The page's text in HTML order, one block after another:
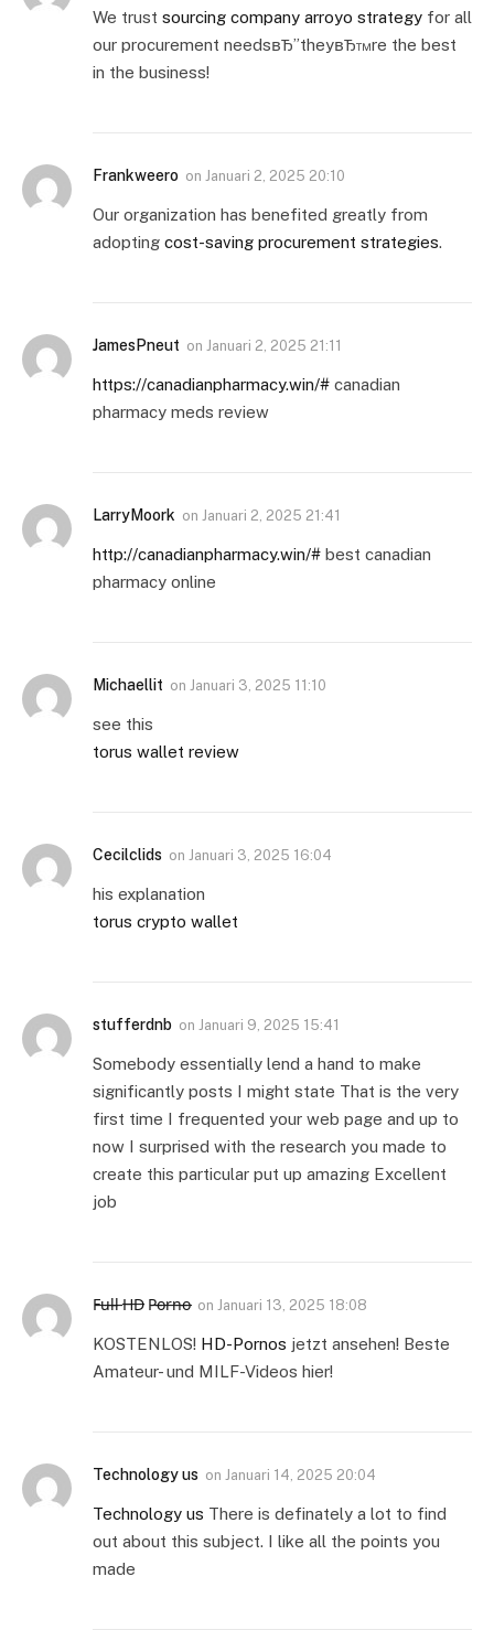
We trust sourcing company arroyo strategy for all
our procurement needsвЂ”theyвЂ™re the best
in the business!
Frankweero on Januari 2, 2025 20:10
Our organization has benefited greatly from
adopting cost-saving procurement strategies.
JamesPneut on Januari 2, 2025 21:11
https://canadianpharmacy.win/# canadian
pharmacy meds review
LarryMoork on Januari 2, 2025 21:41
http://canadianpharmacy.win/# best canadian
pharmacy online
Michaellit on Januari 3, 2025 11:10
see this
torus wallet review
Cecilclids on Januari 3, 2025 16:04
his explanation
torus crypto wallet
stufferdnb on Januari 9, 2025 15:41
Somebody essentially lend a hand to make
significantly posts I might state That is the very
first time I frequented your web page and up to
now I surprised with the research you made to
create this particular put up amazing Excellent
job
F̶u̶l̶l̶ H̶D̶ P̶o̶r̶n̶o̶ on Januari 13, 2025 18:08
KOSTENLOS! HD-Pornos jetzt ansehen! Beste
Amateur- und MILF-Videos hier!
Technology us on Januari 14, 2025 20:04
Technology us There is definately a lot to find
out about this subject. I like all the points you
made